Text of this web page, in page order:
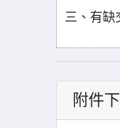
三、有缺
附件